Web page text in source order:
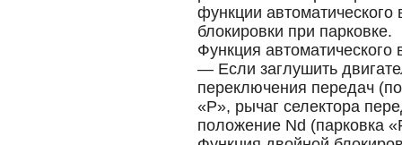
функции автоматического
блокировки при парковке.
Функция автоматического
— Если заглушить
переключения передач
«P», рычаг селектора
положение Nd (парковка